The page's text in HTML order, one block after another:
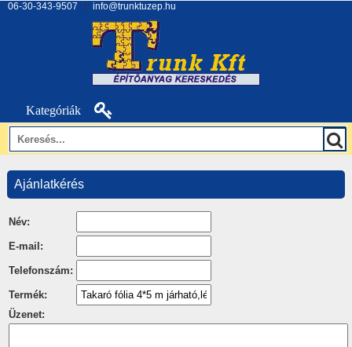
06-30-343-9507 info@trunktuzep.hu
Kategóriák
Ajánlatkérés
Név:
E-mail:
Telefonszám:
Termék:
Üzenet: